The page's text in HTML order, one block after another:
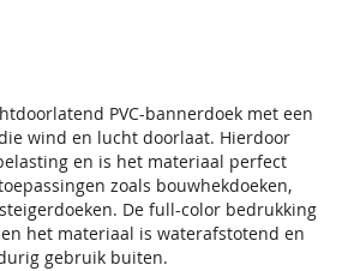
PVC-bannerdoek met een
wind en lucht doorlaat. Hierdoor
en is het materiaal perfect
zoals bouwhekdoeken,
De full-color bedrukking
het materiaal is waterafstotend en
gebruik buiten.